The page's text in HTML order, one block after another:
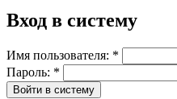
Вход в систему
Имя пользователя: *
Пароль: *